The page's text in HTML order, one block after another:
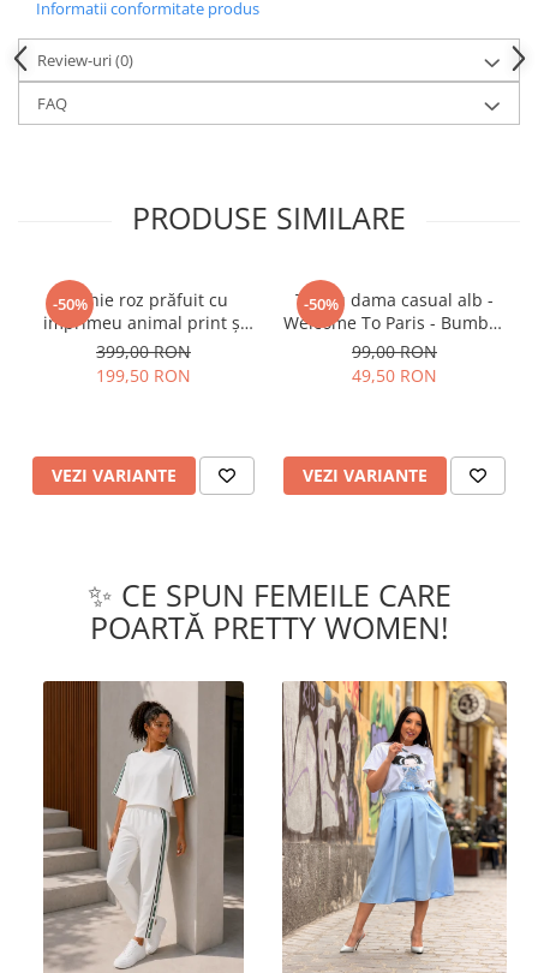
Informatii conformitate produs
Review-uri(0)
FAQ
PRODUSE SIMILARE
-50%
Rochie roz prăfuit cu
imprimeu animal print și
curea
399,00 RON
199,50 RON
VEZI VARIANTE
-50%
Tricou dama casual alb -
Welcome To Paris - Bumbac
Organic
99,00 RON
49,50 RON
VEZI VARIANTE
✨ CE SPUN FEMEILE CARE
POARTĂ PRETTY WOMEN!